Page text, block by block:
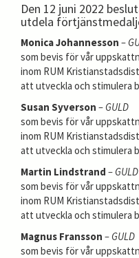
Den 12 juni 2022
utdela
Monica Johannesson –
som bevis för vår
inom RUM
att utveckla och stimulera
Susan Syverson – GULD
som bevis för vår
inom RUM
att utveckla och stimulera
Martin Lindstrand – GULD
som bevis för vår
inom RUM
att utveckla och stimulera
Magnus Fransson – GULD
som bevis för vår